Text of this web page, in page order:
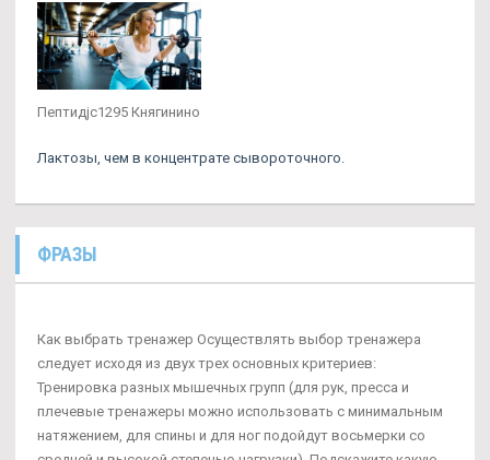
Пептидjc1295 Княгинино
Лактозы, чем в концентрате сывороточного.
ФРАЗЫ
Как выбрать тренажер Осуществлять выбор тренажера
следует исходя из двух трех основных критериев:
Тренировка разных мышечных групп (для рук, пресса и
плечевые тренажеры можно использовать с минимальным
натяжением, для спины и для ног подойдут восьмерки со